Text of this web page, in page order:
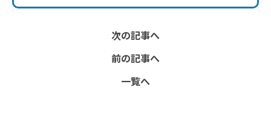
前の記事へ
一覧へ
次の記事へ